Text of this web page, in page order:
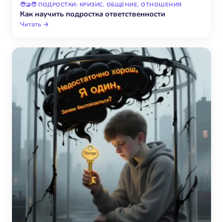
🧑‍🤝‍🧑 ПОДРОСТКИ: КРИЗИС, ОБЩЕНИЕ, ОТНОШЕНИЯ
Как научить подростка ответственности
Читать →